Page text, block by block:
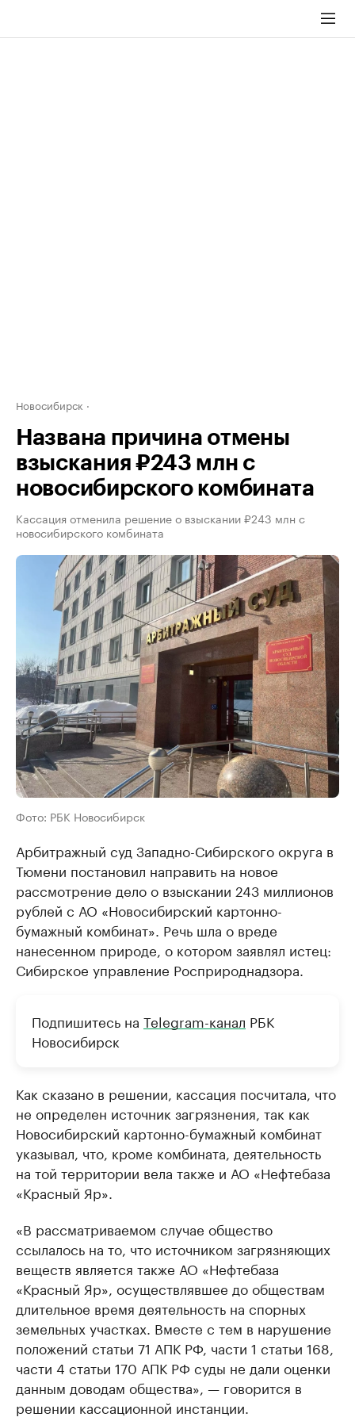
Новосибирск
Названа причина отмены
взыскания ₽243 млн с
новосибирского комбината
Кассация отменила решение о взыскании ₽243 млн с
новосибирского комбината
Фото: РБК Новосибирск
Арбитражный суд Западно-Сибирского округа в
Тюмени постановил направить на новое
рассмотрение дело о взыскании 243 миллионов
рублей с АО «Новосибирский картонно-
бумажный комбинат». Речь шла о вреде
нанесенном природе, о котором заявлял истец:
Сибирское управление Росприроднадзора.
Подпишитесь на Telegram-канал РБК
Новосибирск
Как сказано в решении, кассация посчитала, что
не определен источник загрязнения, так как
Новосибирский картонно-бумажный комбинат
указывал, что, кроме комбината, деятельность
на той территории вела также и АО «Нефтебаза
«Красный Яр».
«В рассматриваемом случае общество
ссылалось на то, что источником загрязняющих
веществ является также АО «Нефтебаза
«Красный Яр», осуществлявшее до обществам
длительное время деятельность на спорных
земельных участках. Вместе с тем в нарушение
положений статьи 71 АПК РФ, части 1 статьи 168,
части 4 статьи 170 АПК РФ суды не дали оценки
данным доводам общества», — говорится в
решении кассационной инстанции.